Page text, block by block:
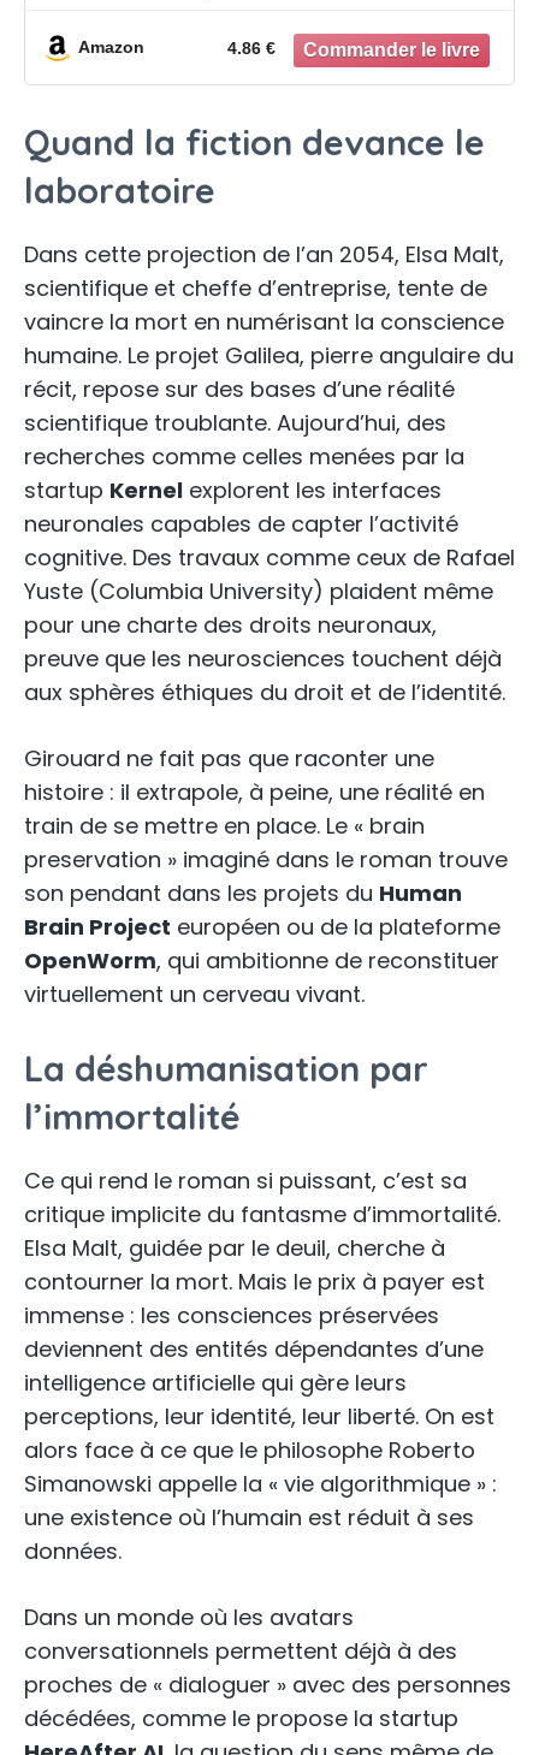
Amazon 4.86 €
Quand la fiction devance le
laboratoire
Dans cette projection de l’an 2054, Elsa Malt,
scientifique et cheffe d’entreprise, tente de
vaincre la mort en numérisant la conscience
humaine. Le projet Galilea, pierre angulaire du
récit, repose sur des bases d’une réalité
scientifique troublante. Aujourd’hui, des
recherches comme celles menées par la
startup Kernel explorent les interfaces
neuronales capables de capter l’activité
cognitive. Des travaux comme ceux de Rafael
Yuste (Columbia University) plaident même
pour une charte des droits neuronaux,
preuve que les neurosciences touchent déjà
aux sphères éthiques du droit et de l’identité.
Girouard ne fait pas que raconter une
histoire : il extrapole, à peine, une réalité en
train de se mettre en place. Le « brain
preservation » imaginé dans le roman trouve
son pendant dans les projets du Human
Brain Project européen ou de la plateforme
OpenWorm, qui ambitionne de reconstituer
virtuellement un cerveau vivant.
La déshumanisation par
l’immortalité
Ce qui rend le roman si puissant, c’est sa
critique implicite du fantasme d’immortalité.
Elsa Malt, guidée par le deuil, cherche à
contourner la mort. Mais le prix à payer est
immense : les consciences préservées
deviennent des entités dépendantes d’une
intelligence artificielle qui gère leurs
perceptions, leur identité, leur liberté. On est
alors face à ce que le philosophe Roberto
Simanowski appelle la « vie algorithmique » :
une existence où l’humain est réduit à ses
données.
Dans un monde où les avatars
conversationnels permettent déjà à des
proches de « dialoguer » avec des personnes
décédées, comme le propose la startup